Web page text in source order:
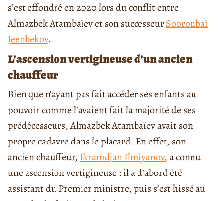
s’est effondré en 2020 lors du conflit entre
Almazbek Atambaïev et son successeurSooronbaï
Jeenbekov.
L’ascension vertigineuse d’un ancien
chauffeur
Bien que n’ayant pas fait accéder ses enfants au
pouvoir comme l’avaient fait la majorité de ses
prédécesseurs, Almazbek Atambaïev avait son
propre cadavre dans le placard. En effet, son
ancien chauffeur, Ikramdjan Ilmiyanov, a connu
une ascension vertigineuse : il a d’abord été
assistant du Premier ministre, puis s’est hissé au